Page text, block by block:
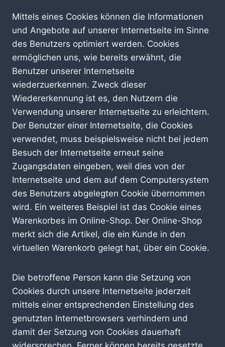
Mittels eines Cookies können die Informationen
und Angebote auf unserer Internetseite im Sinne
des Benutzers optimiert werden. Cookies
ermöglichen uns, wie bereits erwähnt, die
Benutzer unserer Internetseite
wiederzuerkennen. Zweck dieser
Wiedererkennung ist es, den Nutzern die
Verwendung unserer Internetseite zu erleichtern.
Der Benutzer einer Internetseite, die Cookies
verwendet, muss beispielsweise nicht bei jedem
Besuch der Internetseite erneut seine
Zugangsdaten eingeben, weil dies von der
Internetseite und dem auf dem Computersystem
des Benutzers abgelegten Cookie übernommen
wird. Ein weiteres Beispiel ist das Cookie eines
Warenkorbes im Online-Shop. Der Online-Shop
merkt sich die Artikel, die ein Kunde in den
virtuellen Warenkorb gelegt hat, über ein Cookie.
Die betroffene Person kann die Setzung von
Cookies durch unsere Internetseite jederzeit
mittels einer entsprechenden Einstellung des
genutzten Internetbrowsers verhindern und
damit der Setzung von Cookies dauerhaft